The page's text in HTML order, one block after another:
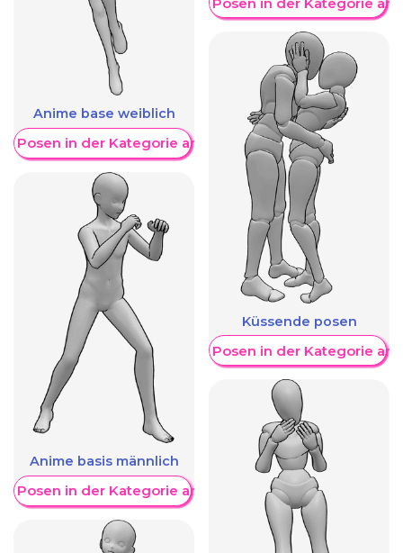
Anime base weiblich
Posen in der Kategorie anzeigen
Anime basis männlich
Posen in der Kategorie anzeigen
Küssende posen
Weitere Posen in der Kategorie